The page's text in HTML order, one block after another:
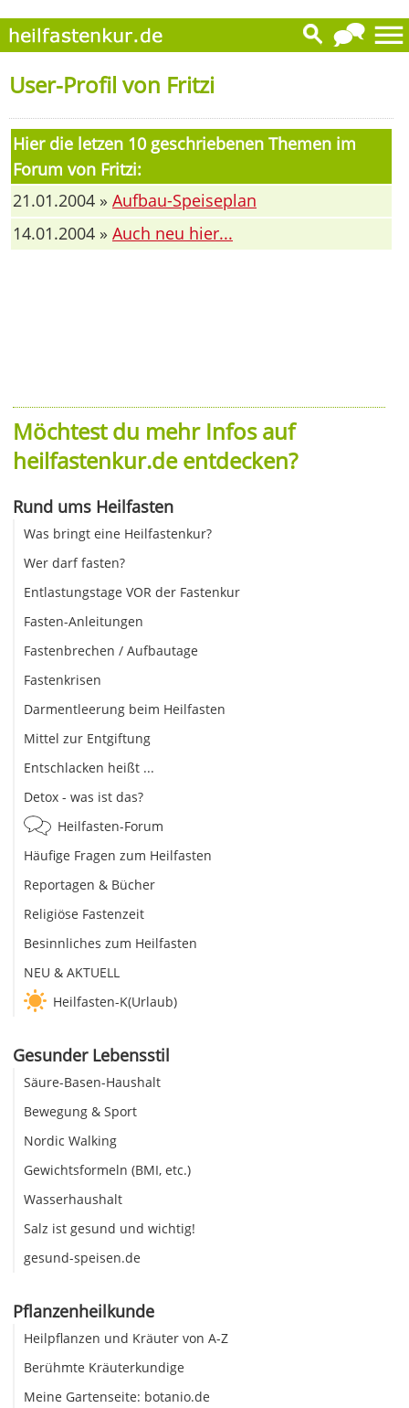
User-Profil von Fritzi
Hier die letzen 10 geschriebenen Themen im
Forum von Fritzi:
21.01.2004 » Aufbau-Speiseplan
14.01.2004 » Auch neu hier...
Möchtest du mehr Infos auf
heilfastenkur.de entdecken?
Rund ums Heilfasten
Was bringt eine Heilfastenkur?
Wer darf fasten?
Entlastungstage VOR der Fastenkur
Fasten-Anleitungen
Fastenbrechen / Aufbautage
Fastenkrisen
Darmentleerung beim Heilfasten
Mittel zur Entgiftung
Entschlacken heißt ...
Detox - was ist das?
Heilfasten-Forum
Häufige Fragen zum Heilfasten
Reportagen & Bücher
Religiöse Fastenzeit
Besinnliches zum Heilfasten
NEU & AKTUELL
Heilfasten-K(Urlaub)
Gesunder Lebensstil
Säure-Basen-Haushalt
Bewegung & Sport
Nordic Walking
Gewichtsformeln (BMI, etc.)
Wasserhaushalt
Salz ist gesund und wichtig!
gesund-speisen.de
Pflanzenheilkunde
Heilpflanzen und Kräuter von A-Z
Berühmte Kräuterkundige
Meine Gartenseite: botanio.de